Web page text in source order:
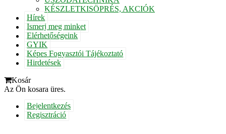
KÉSZLETKISÖPRÉS, AKCIÓK
Hírek
Ismerj meg minket
Elérhetőségeink
GYIK
Képes Fogyasztói Tájékoztató
Hirdetések
Kosár
Az Ön kosara üres.
Bejelentkezés
Regisztráció